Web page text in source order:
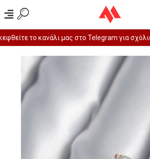
το κανάλι μας στο Telegram για σχόλια.